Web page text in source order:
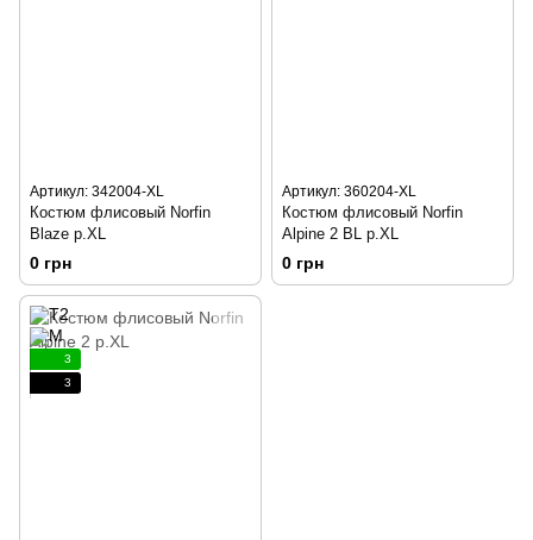
Артикул: 342004-XL
Костюм флисовый Norfin
Blaze р.XL
0 грн
Артикул: 360204-XL
Костюм флисовый Norfin
Alpine 2 BL р.XL
0 грн
3
3